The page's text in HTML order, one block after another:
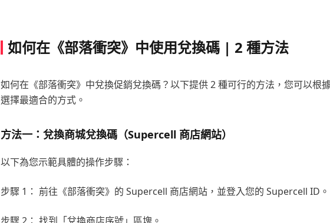
如何在《部落衝突》中使用兌換碼 | 2 種方法
如何在《部落衝突》中兌換促銷兌換碼？以下提供 2 種可行的方法，您可以根
選擇最適合的方式。
方法一：兌換商城兌換碼（Supercell 商店網站）
以下為您示範具體的操作步驟：
步驟 1： 前往《部落衝突》的 Supercell 商店網站，並登入您的 Supercell ID。